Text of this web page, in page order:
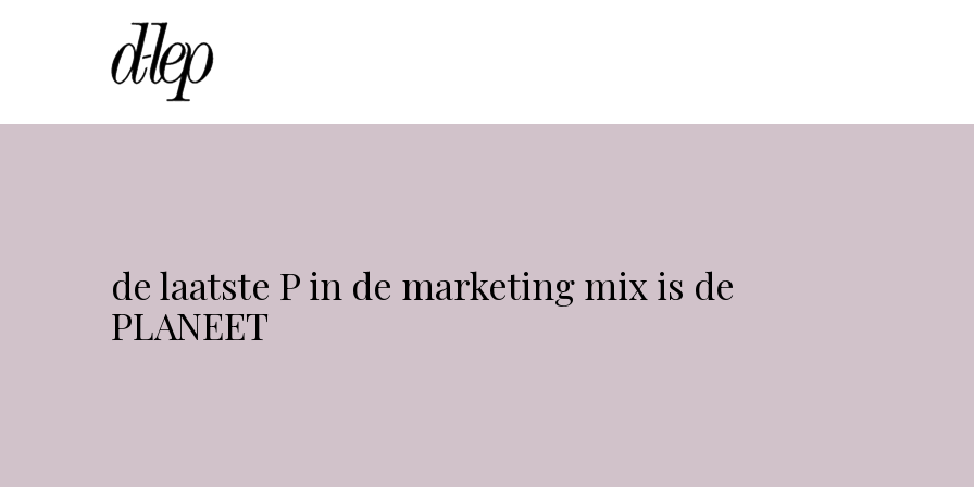
de laatste P in de marketing mix is de
PLANEET